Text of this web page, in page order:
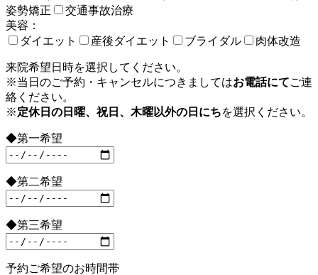
姿勢矯正
交通事故治療
美容：
ダイエット
産後ダイエット ブライダル 肉体改造
来院希望日時を選択してください。
※当日のご予約・キャンセルにつきましてはお電話にてご連
絡ください。
※定休日の日曜、祝日、木曜以外の日にちを選択ください。
◆第一希望
◆第二希望
◆第三希望
予約ご希望のお時間帯